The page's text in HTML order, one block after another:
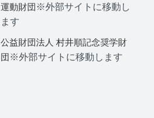
運動財団※外部サイトに移動し
ます
公益財団法人 村井順記念奨学財
団※外部サイトに移動します